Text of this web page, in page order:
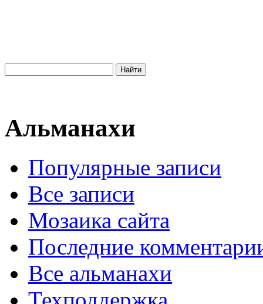
Альманахи
Популярные записи
Все записи
Мозаика сайта
Последние
Все альманахи